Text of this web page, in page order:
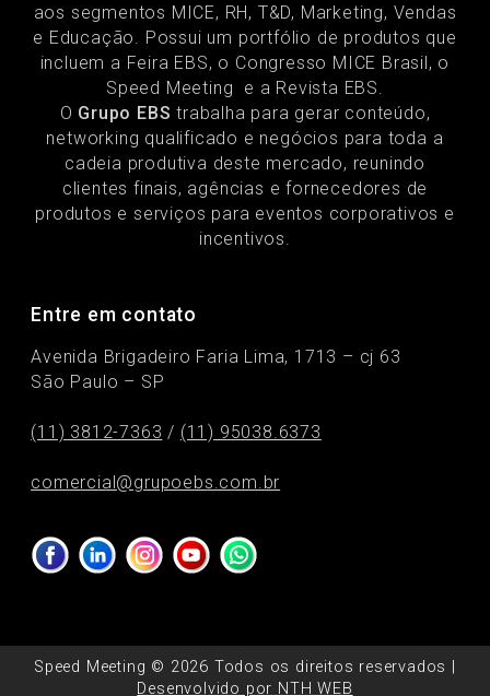
aos segmentos MICE, RH, T&D, Marketing, Vendas
e Educação. Possui um portfólio de produtos que
incluem a Feira EBS, o Congresso MICE Brasil, o
Speed Meeting e a Revista EBS.
O Grupo EBS trabalha para gerar conteúdo,
networking qualificado e negócios para toda a
cadeia produtiva deste mercado, reunindo
clientes finais, agências e fornecedores de
produtos e serviços para eventos corporativos e
incentivos.
Entre em contato
Avenida Brigadeiro Faria Lima, 1713 – cj 63
São Paulo – SP
(11) 3812-7363 / (11) 95038.6373
comercial@grupoebs.com.br
Speed Meeting © 2026 Todos os direitos reservados |
Desenvolvido por NTH WEB